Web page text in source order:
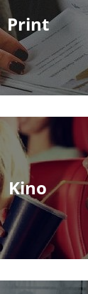
Print
Kino